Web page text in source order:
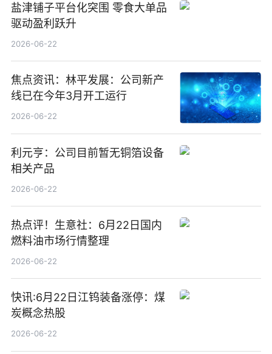
盐津铺子平台化突围 零食大单品
驱动盈利跃升
2026-06-22
焦点资讯：林平发展：公司新产
线已在今年3月开工运行
2026-06-22
利元亨：公司目前暂无铜箔设备
相关产品
2026-06-22
热点评！生意社：6月22日国内
燃料油市场行情整理
2026-06-22
快讯:6月22日江钨装备涨停：煤
炭概念热股
2026-06-22